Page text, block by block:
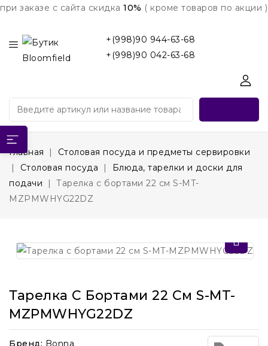
при заказе с сайта скидка 10% ( кроме товаров по акции )
+(998)90 944-63-68
+(998)90 042-63-68
Главная
Столовая посуда и предметы сервировки
Столовая посуда
Блюда, тарелки и доски для
подачи
Тарелка с бортами 22 см S-MT-
MZPMWHYG22DZ
Тарелка С Бортами 22 См S-MT-
MZPMWHYG22DZ
Бренд: Bonna